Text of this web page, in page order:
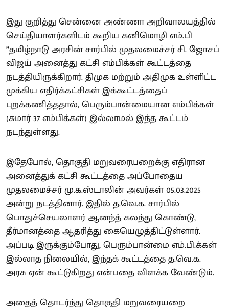
இது குறித்து சென்னை அண்ணா அறிவாலயத்தில்
செய்தியாளர்களிடம் கூறிய கனிமொழி எம்.பி
”தமிழ்நாடு அரசின் சார்பில் முதலமைச்சர் சி. ஜோசப்
விஜய் அனைத்து கட்சி எம்பிக்கள் கூட்டத்தை
நடத்தியிருக்கிறார். திமுக மற்றும் அதிமுக உள்ளிட்ட
முக்கிய எதிர்க்கட்சிகள் இக்கூட்டத்தைப்
புறக்கணித்ததால், பெரும்பான்மையான எம்பிக்கள்
(சுமார் 37 எம்பிக்கள்) இல்லாமல் இந்த கூட்டம்
நடந்துள்ளது.
இதேபோல், தொகுதி மறுவரையறைக்கு எதிரான
அனைத்துக் கட்சி கூட்டத்தை அப்போதைய
முதலமைச்சர் மு.க.ஸ்டாலின் அவர்கள் 05.03.2025
அன்று நடத்தினார். இதில் த.வெ.க. சார்பில்
பொதுச்செயலாளர் ஆனந்த் கலந்து கொண்டு,
தீர்மானத்தை ஆதரித்து கையெழுத்திட்டுள்ளார்.
அப்படி இருக்கும்போது, பெரும்பான்மை எம்.பி.க்கள்
இல்லாத நிலையில், இந்தக் கூட்டத்தை த.வெ.க.
அரசு ஏன் கூட்டுகிறது என்பதை விளக்க வேண்டும்.
அதைத் தொடர்ந்து தொகுதி மறுவரையறை